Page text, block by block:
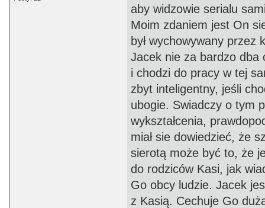
aby widzowie serialu
Moim zdaniem jest On
był wychowywany
Jacek nie za bardzo dba
i chodzi do pracy w tej
zbyt inteligentny, jeśli
ubogie. Swiadczy o tym
wykształcenia,
miał sie dowiedzieć, że
sierotą może być to, że
do rodziców Kasi, jak
Go obcy ludzie. Jacek
z Kasią. Cechuje Go